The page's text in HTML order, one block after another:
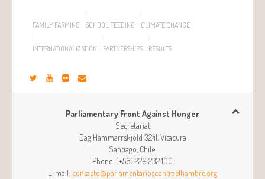
FAMILY FARMING SCHOOL FEEDING CLIMATE CHANGE
INTERNATIONALIZATION PARTNERSHIPS RESULTS
Parliamentary Front Against Hunger
Secretariat
Dag Hammarrskjöld 3241, Vitacura
Santiago Chile
Phone: (+56) 229 232 100
E-mail: contacto@parlamentarioscontraelhambre.org